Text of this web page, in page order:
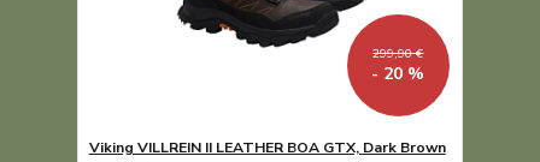
299,90 €
- 20 %
Viking VILLREIN II LEATHER BOA GTX, Dark Brown